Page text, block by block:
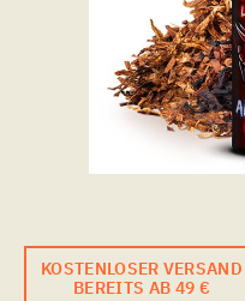
KOSTENLOSER VERSAND
BEREITS AB 49 €